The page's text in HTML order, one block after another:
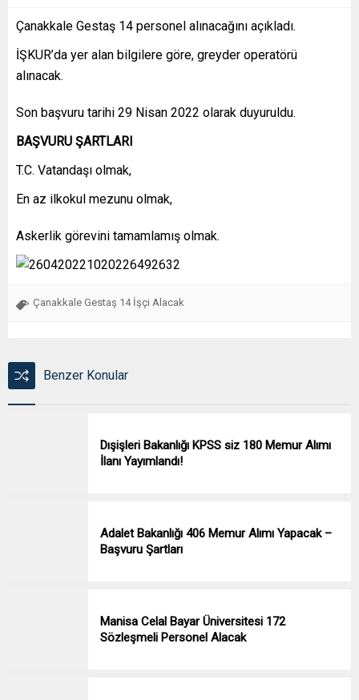
Çanakkale Gestaş 14 personel alınacağını açıkladı.
İŞKUR’da yer alan bilgilere göre, greyder operatörü
alınacak.
Son başvuru tarihi 29 Nisan 2022 olarak duyuruldu.
BAŞVURU ŞARTLARI
T.C. Vatandaşı olmak,
En az ilkokul mezunu olmak,
Askerlik görevini tamamlamış olmak.
Çanakkale Gestaş 14 İşçi Alacak
Benzer Konular
Dışişleri Bakanlığı KPSS siz 180 Memur Alımı
İlanı Yayımlandı!
Adalet Bakanlığı 406 Memur Alımı Yapacak –
Başvuru Şartları
Manisa Celal Bayar Üniversitesi 172
Sözleşmeli Personel Alacak